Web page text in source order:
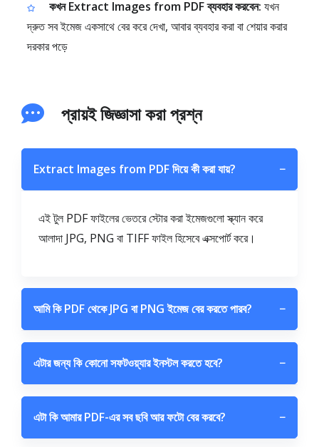
কখন Extract Images from PDF ব্যবহার করবেন: যখন
দ্রুত সব ইমেজ একসাথে বের করে দেখা, আবার ব্যবহার করা বা শেয়ার করার
দরকার পড়ে
প্রায়ই জিজ্ঞাসা করা প্রশ্ন
Extract Images from PDF দিয়ে কী করা যায়? −
এই টুল PDF ফাইলের ভেতরে স্টোর করা ইমেজগুলো স্ক্যান করে
আলাদা JPG, PNG বা TIFF ফাইল হিসেবে এক্সপোর্ট করে।
আমি কি PDF থেকে JPG বা PNG ইমেজ বের করতে পারব? −
এটার জন্য কি কোনো সফটওয়্যার ইনস্টল করতে হবে? −
এটা কি আমার PDF-এর সব ছবি আর ফটো বের করবে? −